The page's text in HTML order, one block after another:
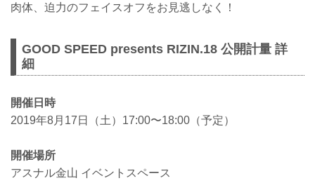
肉体、迫力のフェイスオフをお見逃しなく！
GOOD SPEED presents RIZIN.18 公開計量 詳
細
開催日時
2019年8月17日（土）17:00〜18:00（予定）
開催場所
アスナル金山 イベントスペース